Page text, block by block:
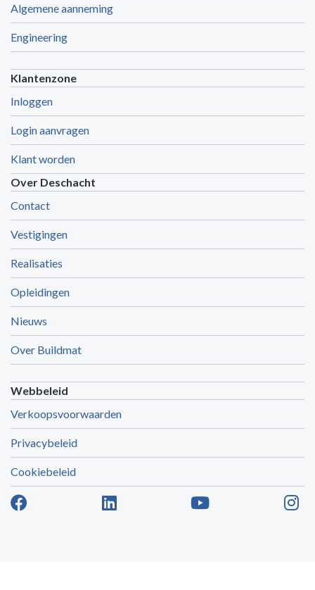
Algemene aanneming
Engineering
Klantenzone
Inloggen
Login aanvragen
Klant worden
Over Deschacht
Contact
Vestigingen
Realisaties
Opleidingen
Nieuws
Over Buildmat
Webbeleid
Verkoopsvoorwaarden
Privacybeleid
Cookiebeleid